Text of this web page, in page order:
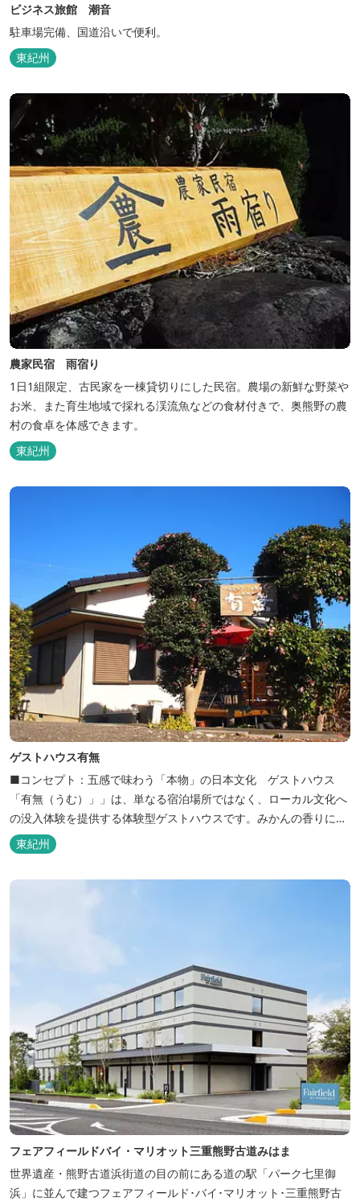
ビジネス旅館 潮音
駐車場完備、国道沿いで便利。
東紀州
農家民宿 雨宿り
1日1組限定、古民家を一棟貸切りにした民宿。農場の新鮮な野菜や
お米、また育生地域で採れる渓流魚などの食材付きで、奥熊野の農
村の食卓を体感できます。
東紀州
ゲストハウス有無
■コンセプト：五感で味わう「本物」の日本文化 ゲストハウス
「有無（うむ）」」は、単なる宿泊場所ではなく、ローカル文化へ
の没入体験を提供する体験型ゲストハウスです。みかんの香りに包
まれ、歴史ある世界遺産を巡り、日本の原風景に触れる。「本物」
の日本文化を巡る冒険がここから始まります。 「年中みかんのとれ
るまち」にある当館は、ご宿泊のお客様にその時期に採れた旬の
東紀州
フェアフィールドバイ・マリオット三重熊野古道みはま
世界遺産・熊野古道浜街道の目の前にある道の駅「パーク七里御
浜」に並んで建つフェアフィールド･バイ･マリオット･三重熊野古